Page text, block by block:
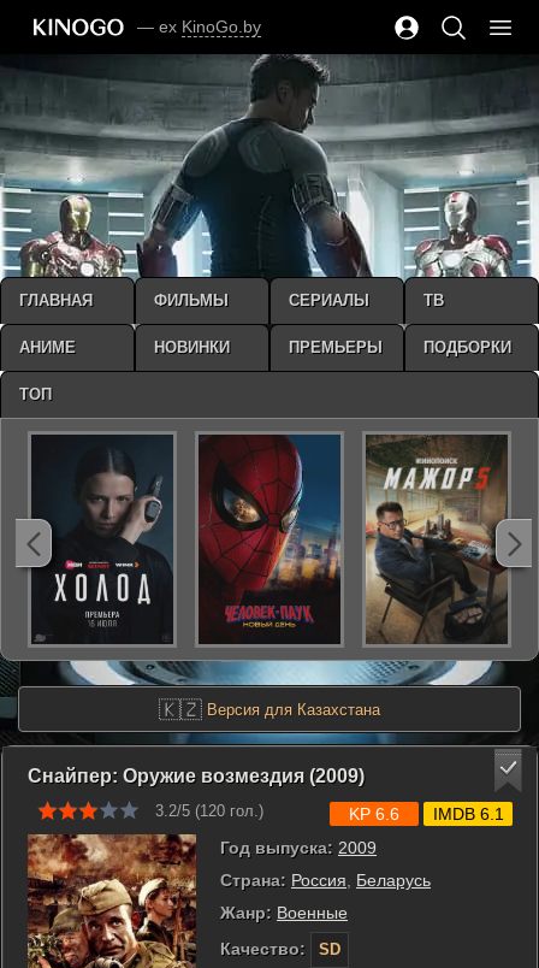
— ex KinoGo.by
🇰🇿 Версия для Казахстана
Снайпер: Оружие возмездия (2009)
3.2/5 (120 гол.)
Год выпуска: 2009
Страна: Россия
Беларусь
Жанр: Военные
Качество:
SD
KP 6.6 IMDB 6.1
ГЛАВНАЯ ФИЛЬМЫ СЕРИАЛЫ ТВ
АНИМЕ НОВИНКИ ПРЕМЬЕРЫ ПОДБОРКИ
ТОП